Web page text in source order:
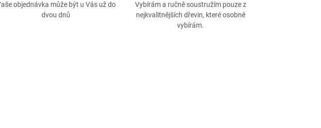
objednávka může být u Vás už do
dvou dnů
Vybírám a ručně soustružím pouze z
nejkvalitnějších dřevin, které osobně
vybírám.